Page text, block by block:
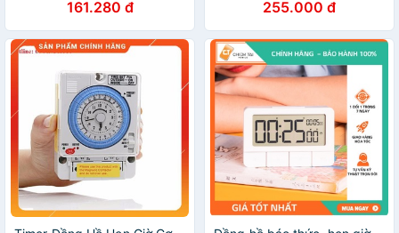
161.280 đ 255.000 đ